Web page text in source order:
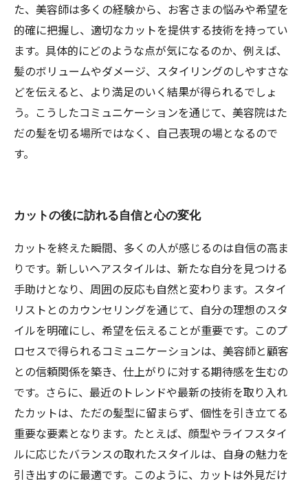
た、美容師は多くの経験から、お客さまの悩みや希望を
的確に把握し、適切なカットを提供する技術を持ってい
ます。具体的にどのような点が気になるのか、例えば、
髪のボリュームやダメージ、スタイリングのしやすさな
どを伝えると、より満足のいく結果が得られるでしょ
う。こうしたコミュニケーションを通じて、美容院はた
だの髪を切る場所ではなく、自己表現の場となるので
す。
カットの後に訪れる自信と心の変化
カットを終えた瞬間、多くの人が感じるのは自信の高ま
りです。新しいヘアスタイルは、新たな自分を見つける
手助けとなり、周囲の反応も自然と変わります。スタイ
リストとのカウンセリングを通じて、自分の理想のスタ
イルを明確にし、希望を伝えることが重要です。このプ
ロセスで得られるコミュニケーションは、美容師と顧客
との信頼関係を築き、仕上がりに対する期待感を生むの
です。さらに、最近のトレンドや最新の技術を取り入れ
たカットは、ただの髪型に留まらず、個性を引き立てる
重要な要素となります。たとえば、顔型やライフスタイ
ルに応じたバランスの取れたスタイルは、自身の魅力を
引き出すのに最適です。このように、カットは外見だけ